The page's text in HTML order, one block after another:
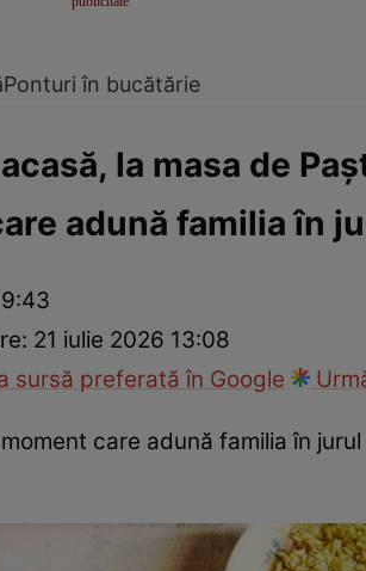
Ponturi în bucătărie
la masa de
adună familia în
21 iulie 2026 13:08
sursă preferată în Google
care adună familia în